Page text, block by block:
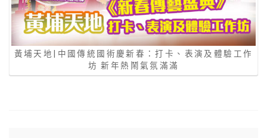
黃埔天地|中國傳統國術慶新春：打卡、表演及體驗工作
坊 新年熱鬧氣氛滿滿